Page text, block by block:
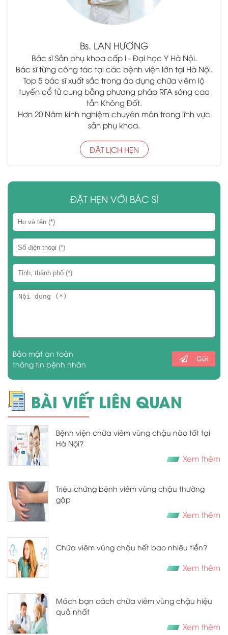
Bs. LAN HƯƠNG
Bác sĩ Sản phụ khoa cấp I - Đại học Y Hà Nội.
Bác sĩ từng công tác tại các bệnh viện lớn tại Hà Nội.
Top 5 bác sĩ xuất sắc trong áp dụng chữa viêm lộ
tuyến cổ tử cung bằng phương pháp RFA sóng cao
tần Không Đốt.
Hơn 20 Năm kinh nghiệm chuyên môn trong lĩnh vực
sản phụ khoa.
ĐẶT LỊCH HẸN
ĐẶT HẸN VỚI BÁC SĨ
Bảo mật an toàn
thông tin bệnh nhân
Gửi
BÀI VIẾT LIÊN QUAN
Bệnh viện chữa viêm vùng chậu nào tốt tại
Hà Nội?
Xem thêm
Triệu chứng bệnh viêm vùng chậu thường
gặp
Xem thêm
Chữa viêm vùng chậu hết bao nhiêu tiền?
Xem thêm
Mách bạn cách chữa viêm vùng chậu hiệu
quả nhất
Xem thêm